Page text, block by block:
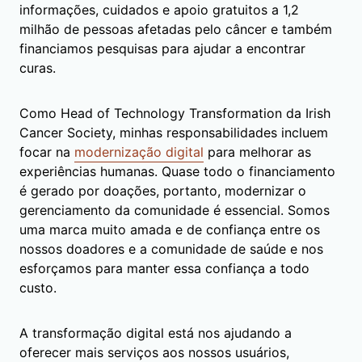
informações, cuidados e apoio gratuitos a 1,2
milhão de pessoas afetadas pelo câncer e também
financiamos pesquisas para ajudar a encontrar
curas.
Como Head of Technology Transformation da Irish
Cancer Society, minhas responsabilidades incluem
focar na modernização digital para melhorar as
experiências humanas. Quase todo o financiamento
é gerado por doações, portanto, modernizar o
gerenciamento da comunidade é essencial. Somos
uma marca muito amada e de confiança entre os
nossos doadores e a comunidade de saúde e nos
esforçamos para manter essa confiança a todo
custo.
A transformação digital está nos ajudando a
oferecer mais serviços aos nossos usuários,